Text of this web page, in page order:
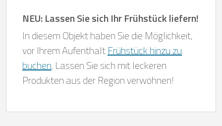
NEU: Lassen Sie sich Ihr Frühstück liefern!
In diesem Objekt haben Sie die Möglichkeit,
vor Ihrem AufenthaltFrühstück hinzu zu
buchen. Lassen Sie sich mit leckeren
Produkten aus der Region verwöhnen!